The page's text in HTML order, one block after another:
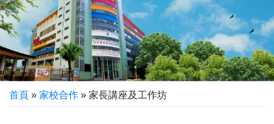
首頁 » 家校合作 » 家長講座及工作坊